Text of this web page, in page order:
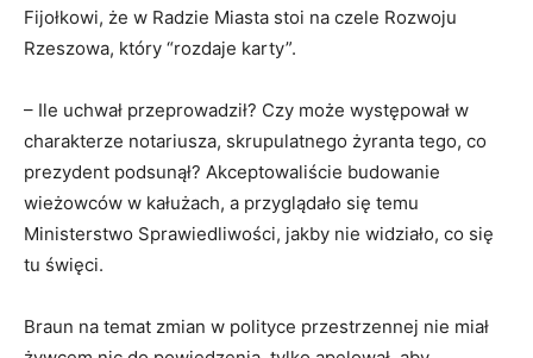
Fijołkowi, że w Radzie Miasta stoi na czele Rozwoju
Rzeszowa, który “rozdaje karty”.
– Ile uchwał przeprowadził? Czy może występował w
charakterze notariusza, skrupulatnego żyranta tego, co
prezydent podsunął? Akceptowaliście budowanie
wieżowców w kałużach, a przyglądało się temu
Ministerstwo Sprawiedliwości, jakby nie widziało, co się
tu święci.
Braun na temat zmian w polityce przestrzennej nie miał